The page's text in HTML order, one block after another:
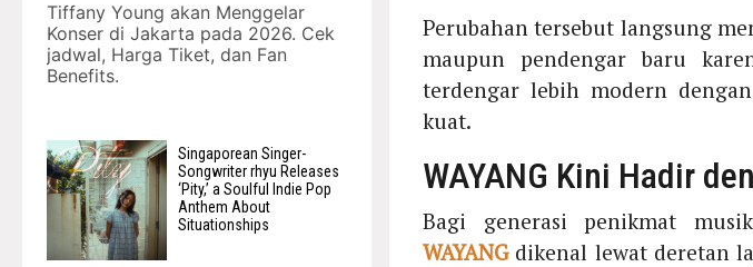
Tiffany Young akan Menggelar
Konser di Jakarta pada 2026. Cek
jadwal, Harga Tiket, dan Fan
Benefits.
Singaporean Singer-
Songwriter rhyu Releases
‘Pity,’ a Soulful Indie Pop
Anthem About
Situationships
Perubahan tersebut langsung
maupun pendengar baru
terdengar lebih modern
kuat.
WAYANG Kini Hadir
Bagi generasi penikmat
WAYANGdikenal lewat deretan